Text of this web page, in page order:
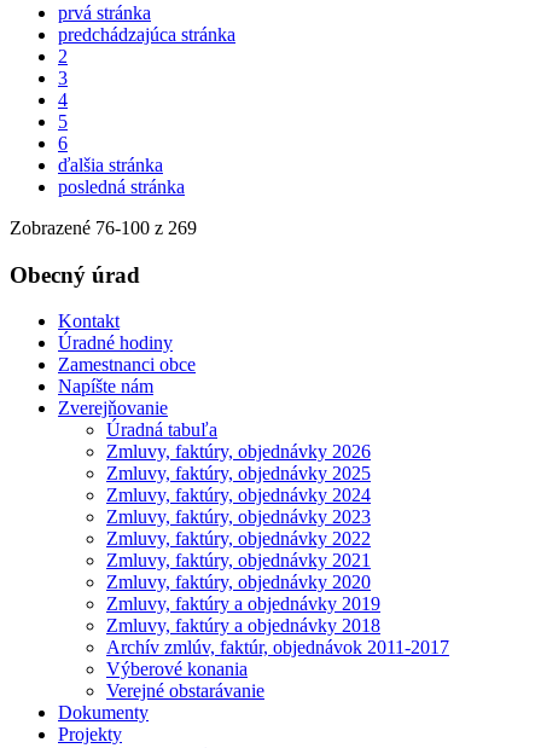
prvá stránka
predchádzajúca stránka
2
3
4
5
6
ďalšia stránka
posledná stránka
Zobrazené 76-100 z 269
Obecný úrad
Kontakt
Úradné hodiny
Zamestnanci obce
Napíšte nám
Zverejňovanie
Úradná tabuľa
Zmluvy, faktúry, objednávky 2026
Zmluvy, faktúry, objednávky 2025
Zmluvy, faktúry, objednávky 2024
Zmluvy, faktúry, objednávky 2023
Zmluvy, faktúry, objednávky 2022
Zmluvy, faktúry, objednávky 2021
Zmluvy, faktúry, objednávky 2020
Zmluvy, faktúry a objednávky 2019
Zmluvy, faktúry a objednávky 2018
Archív zmlúv, faktúr, objednávok 2011-2017
Výberové konania
Verejné obstarávanie
Dokumenty
Projekty